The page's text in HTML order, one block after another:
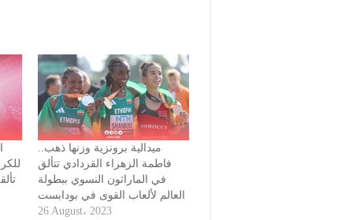
‏ميدالية برونزية وزنها ذهب..
فاطمة الزهراء القردادي تتألق
في الماراثون النسوي ببطولة
العالم لألعاب القوى في بودابست
26 August، 2023